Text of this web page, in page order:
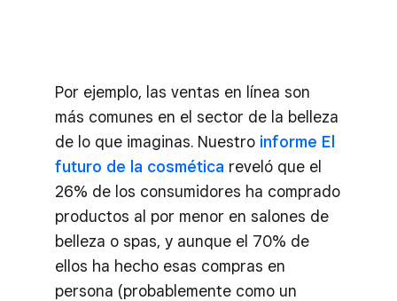
Por ejemplo, las ventas en línea son
más comunes en el sector de la belleza
de lo que imaginas. Nuestro informe El
futuro de la cosmética reveló que el
26% de los consumidores ha comprado
productos al por menor en salones de
belleza o spas, y aunque el 70% de
ellos ha hecho esas compras en
persona (probablemente como un